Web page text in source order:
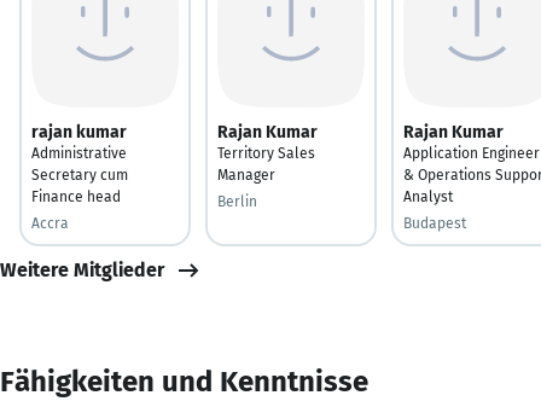
rajan kumar
Administrative
Secretary cum
Finance head
Accra
Rajan Kumar
Territory Sales
Manager
Berlin
Rajan Kumar
Application Engineer
& Operations
Analyst
Budapest
Weitere Mitglieder
Fähigkeiten und Kenntnisse